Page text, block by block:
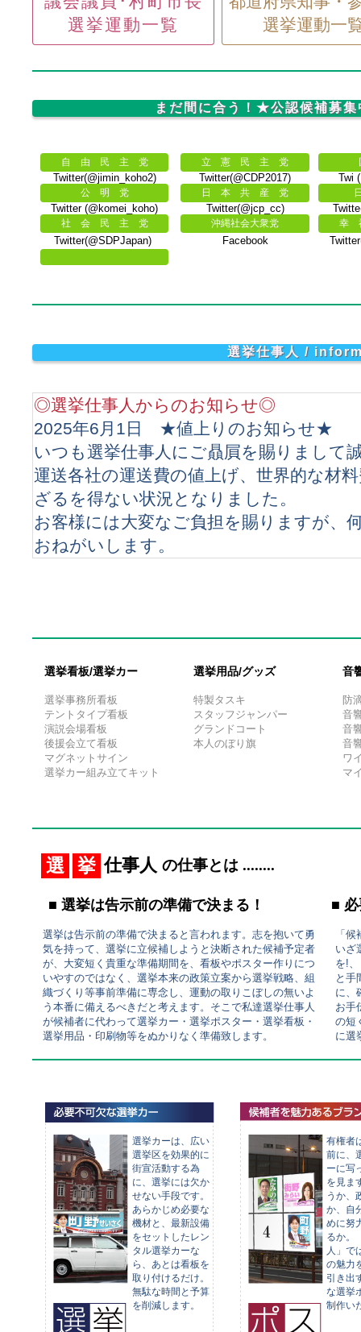
2025-07-20 猪名川町長選挙 兵庫県
2025-07-20 三好市長選挙 徳島県
2025-07-20 南国市長選挙 高知県
2025-07-20 住田町長選挙 岩手県
2025-07-20 旭市長選挙 千葉県
2025-07-20 曽於市長選挙 鹿児島県
2025-07-20 松阪市議会議員選挙 三重県
2025-07-20 淡路市議会議員選挙 兵庫県
2025-07-27 大治町長選挙 愛知県
2025-07-27 大玉村長選挙 福島県
2025-06-29 長瀞町議会議員補欠選挙 埼玉県
2025-06-29 赤村議会議員選挙 福岡県
2025-06-29 新篠津村議会議員再選挙 北海道
2025-06-29 上郡町議会議員選挙 兵庫県
2025-06-29 礼文町議会議員選挙 北海道
2025-06-29 津奈木町長選挙 熊本県
2025-06-29 上郡町長選挙 兵庫県
2025-06-29 三木市長選挙 兵庫県
2025-06-22 国分寺市議会議員補欠選挙 東京都
2025-06-22 大和郡山市議会議員補欠選挙 奈良県
2025-06-22 東京都議会議員選挙 東京都
2025-06-22 神流町議会議員補欠選挙 群馬県
2025-06-22 横須賀市議会議員補欠選挙 神奈川県
2025-06-22 高取町議会議員選挙 奈良県
2025-06-22 船橋市議会議員補欠選挙 千葉県
2025-06-22 江府町議会議員選挙 鳥取県
2025-06-22 津野町議会議員選挙 高知県
2025-06-22 和泊町長選挙 鹿児島県
2025-06-22 国分寺市長選挙 東京都
2025-06-22 神流町長選挙 群馬県
2025-06-15 紋別市長選挙 北海道
2025-06-15 魚沼市議会議員選挙 新潟県
2025-06-15 佐々町議会議員選挙 長崎県
2025-06-15 喬木村議会議員選挙 長野県
2025-06-15 境町議会議員選挙 茨城県
2025-06-15 広陵町議会議員補欠選挙 奈良県
2025-06-15 あわら市議会議員選挙 福井県
2025-06-15 中間市長選挙 福岡県
2025-06-15 宝達志水町長選挙 石川県
2025-06-15 佐々町長選挙 長崎県
2025-06-15 中札内村長選挙 北海道
2025-06-15 中間市議会議員選挙 福岡県
2024年1月の選挙予定は以下の通りです。
投 票 日 都道府県 自治体 選挙名
24/01/14 岐阜県 中津川市市 長
24/01/21 滋賀県 大津市 市 長
24/01/21 長野県 須坂市 市 長
24/01/21 宮城県 名取市 市議会
24/01/21 長野県 駒ヶ根市市 長
24/01/21 東京都 八王子市市 長
24/01/28 山口県 岩国市 市 長
24/01/28 茨城県 潮来市 市議会
24/01/28 高知県 須崎市 市 長
23/02/05 茨城県 潮来市 市 長
2023年12月の選挙予定は以下の通りです。
投 票 日 都道府県 自治体 選挙名
23/12/03 埼玉県 上尾市 市議会
23/12/03 埼玉県 朝霞市 市議会
23/12/03 大分県 津久見市市 長
23/12/10 茨城県 下妻市 市議会
23/12/10 福井県 福井市 市 長
23/12/10 鹿児島県南九州市市 長
23/12/10 鹿児島 南九州市市議会
23/12/24 宮城県 岩沼市 市議会
2023年11月の選挙予定は以下の通りです。
投 票 日 都道府県 自治体 選挙名
選挙運動一覧
選挙運動一
まだ間に合う！★公認候補募
自 由 民 主 党 立 憲 民 主 党
Twitter(@jimin_koho2) Twitter(@CDP2017) Twi (
公 明 党 日 本 共 産 党
Twitter (@komei_koho) Twitter(@jcp_cc)
社 会 民 主 党 沖縄社会大衆党 幸
Twitter(@SDPJapan) Facebook
選挙仕事人 /
◎選挙仕事人からのお知らせ◎
2025年6月1日 ★値上りのお知らせ★
いつも選挙仕事人にご贔屓を賜りまして
運送各社の運送費の値上げ、世界的な材
ざるを得ない状況となりました。
お客様には大変なご負担を賜りますが、
おねがいします。
ております。
ご購入をご検討の方は十分な納期を持っ
■選挙ポスター
■年末年始休暇情報 2023.12.23
年末年始営業のご案内 受付業務・お問
メールにて２４時間以内にご返信いたし
年始の初荷は１月５日（金）からとなり
ご不便をおかけいたしますが何卒よろし
お問い合わせはメールにて年中無休で対
■年末年始休暇情報 2022,12,15
年末年始営業のご案内 受付業務・お問
ます
年始の初荷は１月６日（金）からとなり
ご不便をおかけいたしますが何卒よろし
お問い合わせはメールにて年中無休で対
■夏季休暇のお知らせ■ 令和4年8月1日
8月11日（木）〜8月15日（月）の間、工
夏季休暇のためお休みさせていただき
が
何卒よろしくおねがいします。
選挙看板/選挙カー
選挙事務所看板
テントタイプ看板
演説会場看板
後援会立て看板
マグネットサイン
選挙カー組み立てキット
特製タスキ
スタッフジャンパー
グランドコート
本人のぼり旗
選挙用品/グッズ 音
防
音
音
音
ワ
マ
選 挙 仕事人 の仕事とは ........
■ 選挙は告示前の準備で決まる！
選挙は告示前の準備で決まると言われます。志を抱いて勇
気を持って、選挙に立候補しようと決断された候補予定者
が、大変短く貴重な準備期間を、看板やポスター作りにつ
いやすのではなく、選挙本来の政策立案から選挙戦略、組
織づくり等事前準備に専念し、運動の取りこぼしの無いよ
う本番に備えるべきだと考えます。そこで私達選挙仕事人
が候補者に代わって選挙カー・選挙ポスター・選挙看板・
選挙用品・印刷物等をぬかりなく準備致します。
■ 必
「
いざ
を!
と手
に、
お手
の短
に選
選挙カーは、広い
選挙区を効果的に
街宣活動する為
に、選挙には欠か
せない手段です。
あらかじめ必要な
機材と、最新設備
をセットしたレン
タル選挙カーな
ら、あとは看板を
取り付けるだけ。
無駄な時間と予算
を削減します。
有権者
前に、
ーに写
を見ま
うか、
か、自
めに努
るか。
人」で
の魅力
引き出
な選挙
制作い